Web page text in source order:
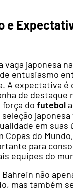
e
vaga japonesa
entusiasmo
A expectativa é
de destaque
do futebol
em suas
do
para
equipes do
não
mas também